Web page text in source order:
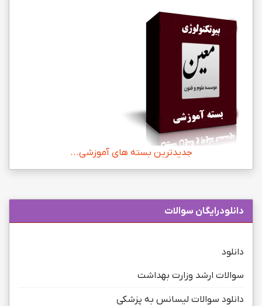
جدیدترین بسته های آموزشی...
دانلودرایگان سوالات
دانلود
سوالات ارشد وزارت بهداشت
دانلود سوالات لیسانس به پزشکی